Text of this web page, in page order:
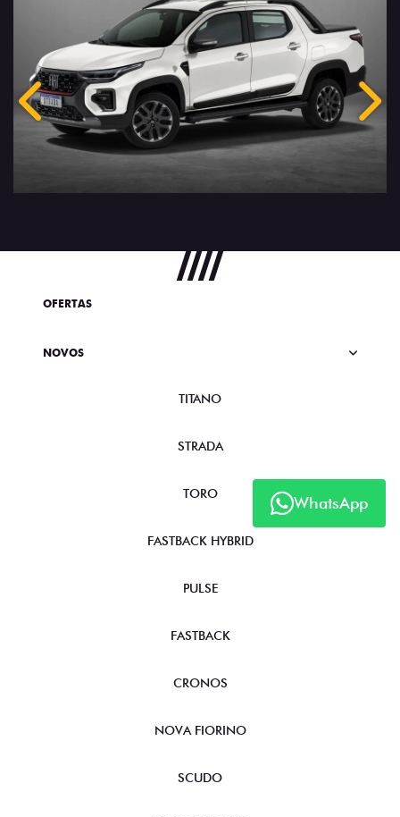
Anterior
WhatsApp
OFERTAS
NOVOS
TITANO
STRADA
TORO
FASTBACK HYBRID
PULSE
FASTBACK
CRONOS
NOVA FIORINO
SCUDO